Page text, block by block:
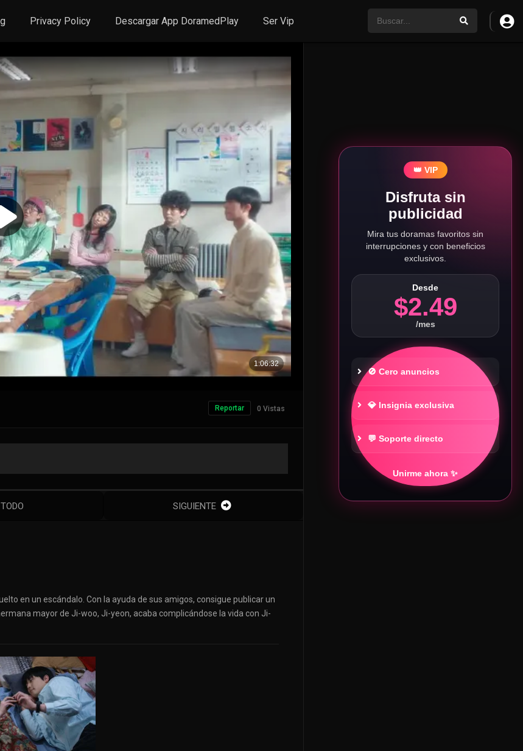
Privacy Policy Descargar App DoramedPlay Ser Vip
0 Vistas
Reportar
TODO SIGUIENTE
en un escándalo. Con la ayuda de sus amigos, consigue publicar un
mayor de Ji-woo, Ji-yeon, acaba complicándose la vida con Ji-
👑 VIP
Disfruta sin
publicidad
Mira tus doramas favoritos sin
interrupciones y con beneficios
exclusivos.
Desde
$2.49
/mes
🚫 Cero anuncios
💎 Insignia exclusiva
💬 Soporte directo
Unirme ahora ✨